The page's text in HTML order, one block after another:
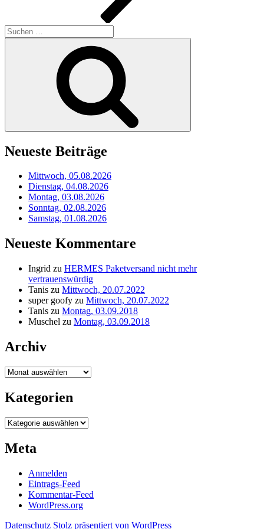
Suchen
nach:
Neueste Beiträge
Mittwoch, 05.08.2026
Dienstag, 04.08.2026
Montag, 03.08.2026
Sonntag, 02.08.2026
Samstag, 01.08.2026
Neueste Kommentare
Ingrid zu HERMES Paketversand nicht mehr
vertrauenswürdig
Tanis zu Mittwoch, 20.07.2022
super goofy zu Mittwoch, 20.07.2022
Tanis zu Montag, 03.09.2018
Muschel zu Montag, 03.09.2018
Archiv
Archiv
Kategorien
Kategorien
Meta
Anmelden
Eintrags-Feed
Kommentar-Feed
WordPress.org
Datenschutz Stolz präsentiert von WordPress